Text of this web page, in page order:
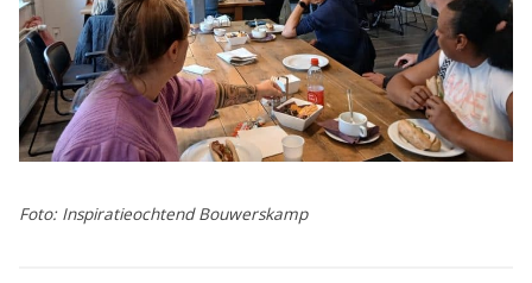
Foto: Inspiratieochtend Bouwerskamp